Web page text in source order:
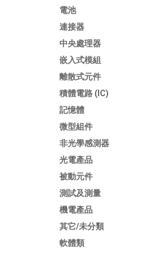
電池
連接器
中央處理器
嵌入式模組
離散式元件
積體電路 (IC)
記憶體
微型組件
非光學感測器
光電產品
被動元件
測試及測量
機電產品
其它/未分類
軟體類